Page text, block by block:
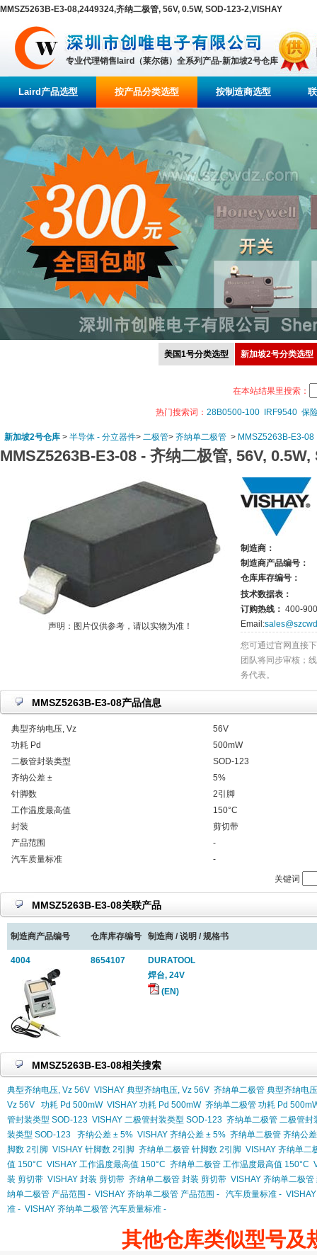
MMSZ5263B-E3-08,2449324,齐纳二极管, 56V, 0.5W, SOD-123-2,VISHAY
专业代理销售laird（莱尔德）全系列产品-新加坡2号仓库
Laird产品选型 按产品分类选型 按制造商选型
美国1号分类选型 新加坡2号分类选型
在本站结果里搜索：
热门搜索词： 28B0500-100 IRF9540 保
新加坡2号仓库 > 半导体 - 分立器件> 二极管> 齐纳单二极管 > MMSZ5263B-E3-08
MMSZ5263B-E3-08 -齐纳二极管, 56V, 0.5W,
声明：图片仅供参考，请以实物为准！
制造商：
制造商产品编号：
仓库库存编号：
技术数据表：
订购热线： 400-
Email:
您可通过官网直接
团队将同步审核；
务代表。
MMSZ5263B-E3-08产品信息
典型齐纳电压, Vz
56V
功耗 Pd
500mW
二极管封装类型
SOD-123
齐纳公差 ±
5%
针脚数
2引脚
工作温度最高值
150°C
封装
剪切带
产品范围
-
汽车质量标准
-
关键词
MMSZ5263B-E3-08关联产品
制造商产品编号 仓库库存编号 制造商 / 说明 / 规格书
4004 8654107
DURATOOL
焊台, 24V
(EN)
MMSZ5263B-E3-08相关搜索
典型齐纳电压, Vz 56V VISHAY 典型齐纳电压, Vz 56V 齐纳单二极管 典型齐纳电
Vz 56V
功耗 Pd 500mW VISHAY 功耗 Pd 500mW 齐纳单二极管 功耗 Pd
管封装类型 SOD-123 VISHAY 二极管封装类型 SOD-123 齐纳单二极管 二极管封
装类型 SOD-123
齐纳公差 ± 5% VISHAY 齐纳公差 ± 5% 齐纳单二极管 齐纳公
脚数 2引脚 VISHAY 针脚数 2引脚 齐纳单二极管 针脚数 2引脚 VISHAY 齐纳单二
值 150°C VISHAY 工作温度最高值 150°C 齐纳单二极管 工作温度最高值 150°C
装 剪切带 VISHAY 封装 剪切带 齐纳单二极管 封装 剪切带 VISHAY 齐纳单二极管
纳单二极管 产品范围 - VISHAY 齐纳单二极管 产品范围 - 汽车质量标准 -
准 - VISHAY 齐纳单二极管 汽车质量标准 -
其他仓库类似型号及